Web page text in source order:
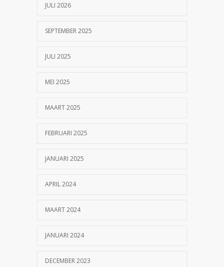
JULI 2026
SEPTEMBER 2025
JULI 2025
MEI 2025
MAART 2025
FEBRUARI 2025
JANUARI 2025
APRIL 2024
MAART 2024
JANUARI 2024
DECEMBER 2023